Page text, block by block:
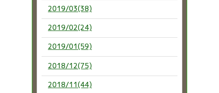
2019/03(38)
2019/02(24)
2019/01(59)
2018/12(75)
2018/11(44)